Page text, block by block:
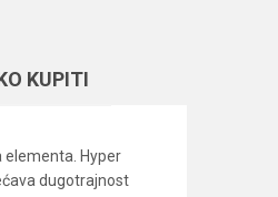
KUPITI
elementa. Hyper
dugotrajnost